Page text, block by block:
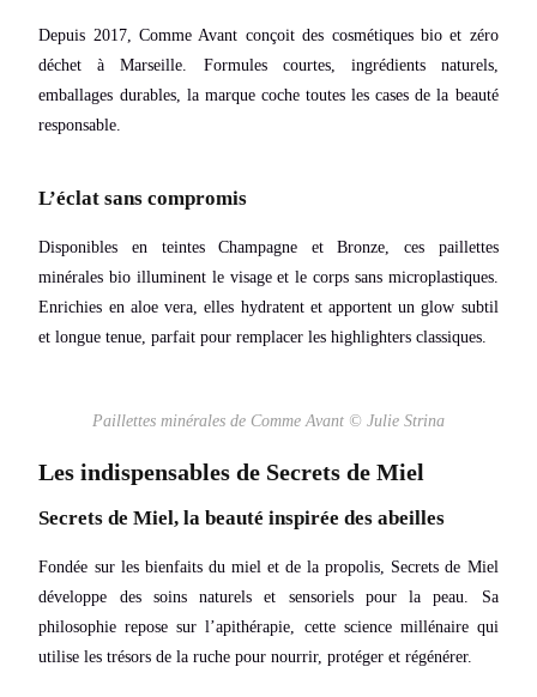
Depuis 2017, Comme Avant conçoit des cosmétiques bio et zéro
déchet à Marseille. Formules courtes, ingrédients naturels,
emballages durables, la marque coche toutes les cases de la beauté
responsable.
L’éclat sans compromis
Disponibles en teintes Champagne et Bronze, ces paillettes
minérales bio illuminent le visage et le corps sans microplastiques.
Enrichies en aloe vera, elles hydratent et apportent un glow subtil
et longue tenue, parfait pour remplacer les highlighters classiques.
Paillettes minérales de Comme Avant © Julie Strina
Les indispensables de Secrets de Miel
Secrets de Miel, la beauté inspirée des abeilles
Fondée sur les bienfaits du miel et de la propolis, Secrets de Miel
développe des soins naturels et sensoriels pour la peau. Sa
philosophie repose sur l’apithérapie, cette science millénaire qui
utilise les trésors de la ruche pour nourrir, protéger et régénérer.